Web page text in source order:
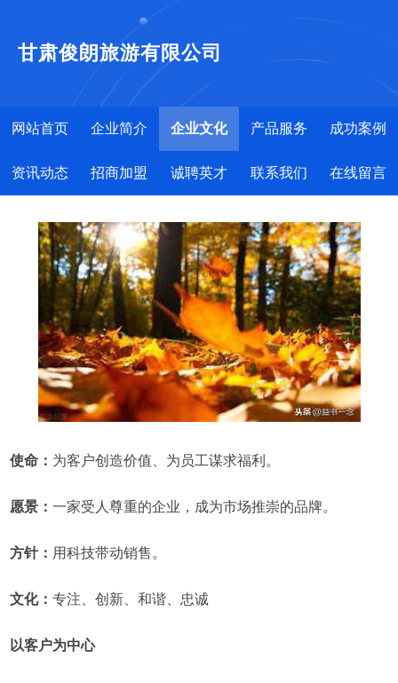
甘肃俊朗旅游有限公司
网站首页 企业简介 企业文化 产品服务 成功案例
资讯动态 招商加盟 诚聘英才 联系我们 在线留言
使命： 为客户创造价值、为员工谋求福利。
愿景：一家受人尊重的企业，成为市场推崇的品牌。
方针： 用科技带动销售。
文化：专注、创新、和谐、忠诚
以客户为中心